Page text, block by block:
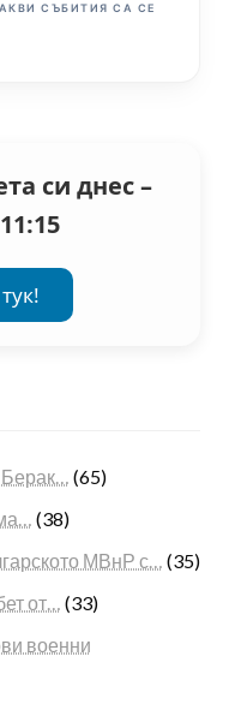
СЪБИТИЯ СА СЕ
си днес –
Берак… (65)
(38)
МВнР с… (35)
от… (33)
военни